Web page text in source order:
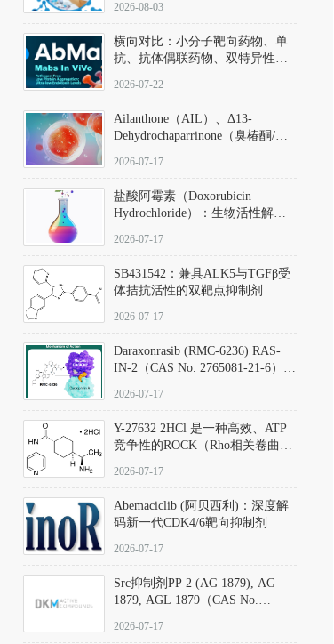
数（Km）为2.06 μM；其近红外
发光特性赋予优异的组织穿透能
力，大幅增强成像信噪比，从而
实现活体动物模型中极低给药剂
量下的高灵敏度、非侵入式生物
2026-08-03
横向对比：小分子靶向药物、单
抗、抗体偶联药物、双特异性抗
及应用瓶颈
2026-07-22
Ailanthone（AIL）、Δ13-
Dehydrochaparrinone（臭椿酮/臭
DKM货号 D806885
2026-07-17
盐酸阿霉素（Doxorubicin
Hydrochloride）：生物活性解
范
2026-07-17
SB431542：兼具ALK5与TGFβ受
体拮抗活性的双靶点抑制剂
D801067）
2026-07-17
Daraxonrasib (RMC-6236) RAS-
IN-2（CAS No. 2765081-21-6）：
向KRAS/NRAS/HRAS的广谱RAS
2026-07-17
Y-27632 2HCl 是一种高效、ATP
竞争性的ROCK（Rho相关卷曲螺
同等抑制ROCK1与ROCK2；其通
过精准嵌入激酶的ATP结合位点
发挥抑制作用，对ROCK1和
ROCK2的解离常数（Ki）分别为
140 nM和300 nM；在众多丝氨酸/
中，其靶向ROCK的选择性超过
200倍，凸显出优异的分子特异
2026-07-17
Abemaciclib (阿贝西利)：深度解
码新一代CDK4/6靶向抑制剂
2026-07-17
Src抑制剂PP 2 (AG 1879), AG
1879, AGL 1879（CAS No.
应用指南
2026-07-17